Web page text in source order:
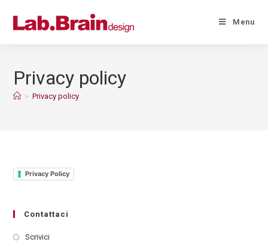
Menu
Privacy policy
> Privacy policy
Privacy Policy
Contattaci
Scrivici